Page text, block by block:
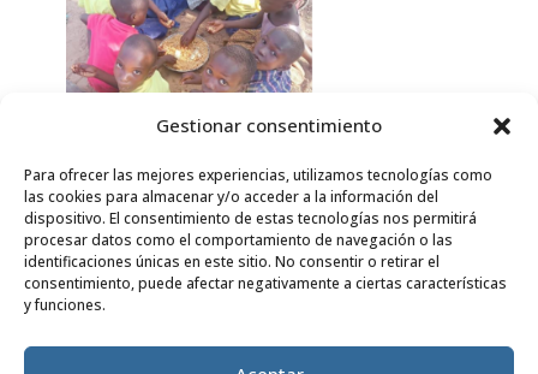
Gestionar consentimiento
Para ofrecer las mejores experiencias, utilizamos tecnologías como
las cookies para almacenar y/o acceder a la información del
dispositivo. El consentimiento de estas tecnologías nos permitirá
procesar datos como el comportamiento de navegación o las
identificaciones únicas en este sitio. No consentir o retirar el
consentimiento, puede afectar negativamente a ciertas características
y funciones.